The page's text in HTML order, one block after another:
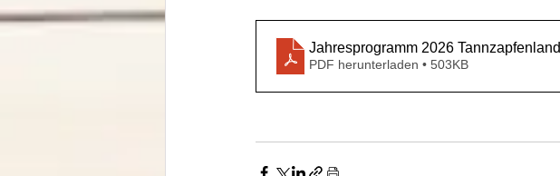
Jahresprogramm 2026 Tannzapfenland
PDF herunterladen • 503KB